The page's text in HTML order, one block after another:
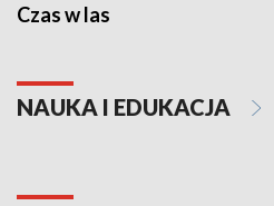
Czas w las
NAUKA I EDUKACJA